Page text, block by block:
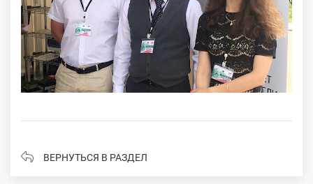
ВЕРНУТЬСЯ В РАЗДЕЛ